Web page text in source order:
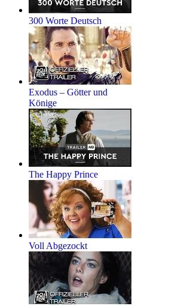
300 Worte Deutsch
Exodus – Götter und
Könige
The Happy Prince
Voll Abgezockt